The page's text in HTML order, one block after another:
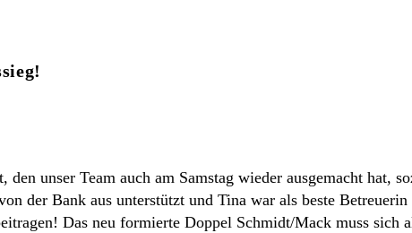
unser Team auch am Samstag wieder ausgemacht hat,
der Bank aus unterstützt und Tina war als beste
Das neu formierte Doppel Schmidt/Mack muss sich